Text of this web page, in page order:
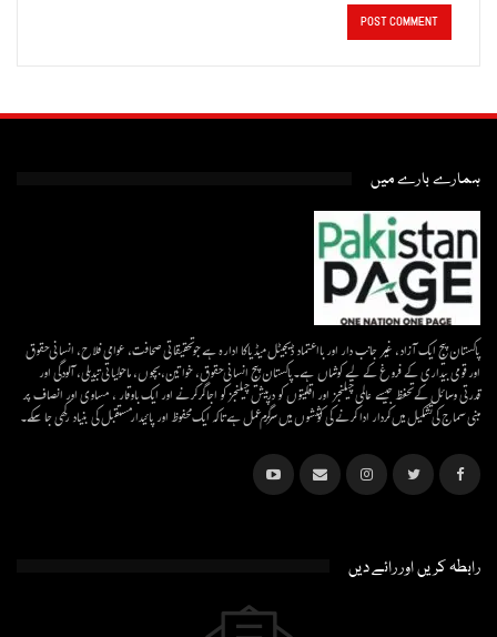
ہمارے بارے میں
پاکستان پیج ایک آزاد، غیر جانب دار اور بااعتماد ڈیجیٹل میڈیاکا ادارہ ہے جو تحقیقاتی صحافت، عوامی فلاح، انسانی حقوق
اور قومی بیداری کے فروغ کے لیے کوشاں ہے۔پاکستان پیج انسانی حقوق، خواتین، بچوں، ماحولیاتی تبدیلی، آلودگی اور
قدرتی وسائل کے تحفظ جیسے عالمی چیلنجز اور اقلیتوں کو درپیش چیلنجز کو اجاگر کرنے اور ایک باوقار ، مساوی اور انصاف پر
مبنی سماج کی تشکیل میں کردار ادا کرنے کی کوششوں میں سرگرم عمل ہےتاکہ ایک محفوظ اور پائیدار مستقبل کی بنیاد رکھی جا سکے۔
رابطہ کریں اور رائے دیں